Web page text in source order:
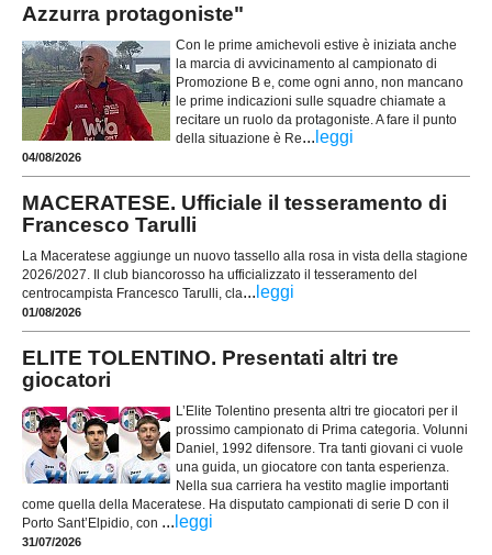
Azzurra protagoniste"
Con le prime amichevoli estive è iniziata anche
la marcia di avvicinamento al campionato di
Promozione B e, come ogni anno, non mancano
le prime indicazioni sulle squadre chiamate a
recitare un ruolo da protagoniste. A fare il punto
della situazione è Re... leggi
04/08/2026
MACERATESE. Ufficiale il tesseramento di
Francesco Tarulli
La Maceratese aggiunge un nuovo tassello alla rosa in vista della stagione
2026/2027. Il club biancorosso ha ufficializzato il tesseramento del
centrocampista Francesco Tarulli, cla... leggi
01/08/2026
ELITE TOLENTINO. Presentati altri tre
giocatori
L’Elite Tolentino presenta altri tre giocatori per il
prossimo campionato di Prima categoria. Volunni
Daniel, 1992 difensore. Tra tanti giovani ci vuole
una guida, un giocatore con tanta esperienza.
Nella sua carriera ha vestito maglie importanti
come quella della Maceratese. Ha disputato campionati di serie D con il
Porto Sant’Elpidio, con ... leggi
31/07/2026